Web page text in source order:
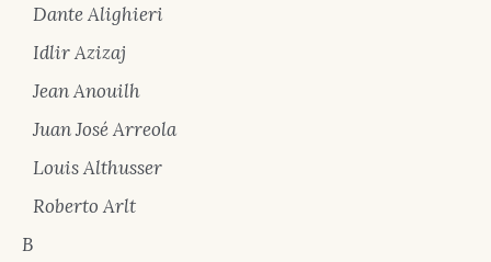
Dante Alighieri
Idlir Azizaj
Jean Anouilh
Juan José Arreola
Louis Althusser
Roberto Arlt
B